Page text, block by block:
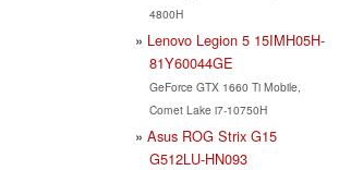
4800H
Lenovo Legion 5 15IMH05H-
81Y60044GE
GeForce GTX 1660 Ti Mobile,
Comet Lake i7-10750H
Asus ROG Strix G15
G512LU-HN093